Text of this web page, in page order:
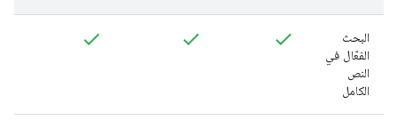
البحث
الفعّال في
النص
الكامل